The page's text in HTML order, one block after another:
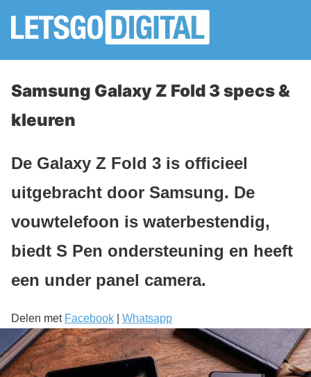
Samsung Galaxy Z Fold 3 specs &
kleuren
De Galaxy Z Fold 3 is officieel
uitgebracht door Samsung. De
vouwtelefoon is waterbestendig,
biedt S Pen ondersteuning en heeft
een under panel camera.
Delen met Facebook Whatsapp